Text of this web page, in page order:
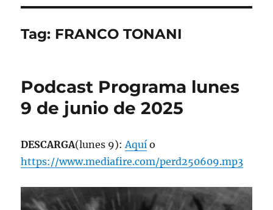
Tag: FRANCO TONANI
Podcast Programa lunes
9 de junio de 2025
DESCARGA(lunes 9):Aquí o
https://www.mediafire.com/perd250609.mp3